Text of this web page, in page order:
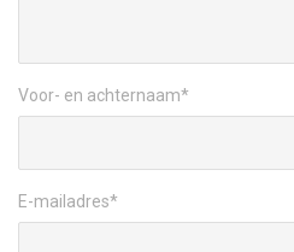
Voor- en achternaam*
E-mailadres*